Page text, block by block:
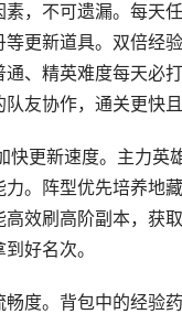
，不可遗漏。每天
更新道具。双倍经
、精英难度每天必
友协作，通关更快
更新速度。主力
。阵型优先培养地
效刷高阶副本，获
好名次。
度。背包中的经验